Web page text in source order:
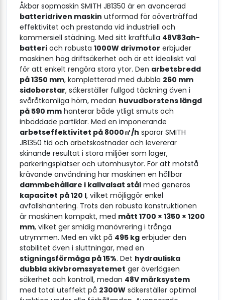
Åkbar sopmaskin SMITH JB1350 är en avancerad
batteridriven maskin utformad för oöverträffad
effektivitet och prestanda vid industriell och
kommersiell städning. Med sitt kraftfulla 48V83ah-
batteri och robusta 1000W drivmotor erbjuder
maskinen hög driftsäkerhet och är ett idealiskt val
för att enkelt rengöra stora ytor. Den arbetsbredd
på 1350 mm, kompletterad med dubbla 260 mm
sidoborstar, säkerställer fullgod täckning även i
svåråtkomliga hörn, medan huvudborstens längd
på 590 mm hanterar både ytligt smuts och
inbäddade partiklar. Med en imponerande
arbetseffektivitet på 8000㎡/h sparar SMITH
JB1350 tid och arbetskostnader och levererar
skinande resultat i stora miljöer som lager,
parkeringsplatser och utomhusytor. För att motstå
krävande användning har maskinen en hållbar
dammbehållare i kallvalsat stål med generös
kapacitet på 120 l, vilket möjliggör enkel
avfallshantering. Trots den robusta konstruktionen
är maskinen kompakt, med mått 1700 × 1350 × 1200
mm, vilket ger smidig manövrering i trånga
utrymmen. Med en vikt på 495 kg erbjuder den
stabilitet även i sluttningar, med en
stigningsförmåga på 15%. Det hydrauliska
dubbla skivbromssystemet ger överlägsen
säkerhet och kontroll, medan 48V märksystem
med total uteffekt på 2300W säkerställer optimal